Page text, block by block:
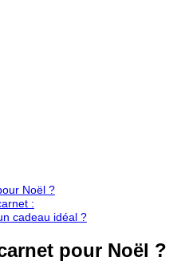
Noël ?
:
cadeau idéal ?
pour Noël ?